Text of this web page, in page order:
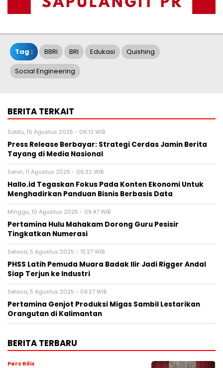
Tag : BBRI BRI Edukasi Quishing
Social Engineering
BERITA TERKAIT
Sabtu, 16 Agustus 2025 - 06:13 WIB
Press Release Berbayar: Strategi Cerdas Jamin Berita
Tayang di Media Nasional
Senin, 11 Agustus 2025 - 06:32 WIB
Hallo.id Tegaskan Fokus Pada Konten Ekonomi Untuk
Menghadirkan Panduan Bisnis Berbasis Data
Minggu, 10 Agustus 2025 - 09:47 WIB
Pertamina Hulu Mahakam Dorong Guru Pesisir
Tingkatkan Numerasi
Selasa, 5 Agustus 2025 - 15:27 WIB
PHSS Latih Pemuda Muara Badak Ilir Jadi Rigger Andal
Siap Terjun ke Industri
Selasa, 5 Agustus 2025 - 09:27 WIB
Pertamina Genjot Produksi Migas Sambil Lestarikan
Orangutan di Kalimantan
BERITA TERBARU
Pers Rilis